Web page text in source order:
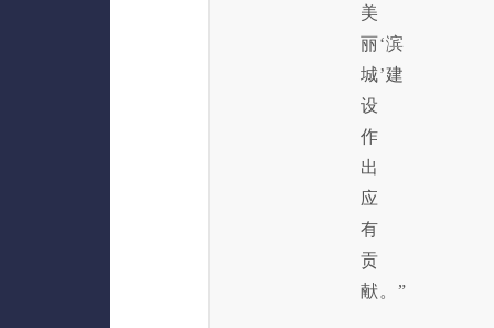
美
丽‘滨
城’建
设
作
出
应
有
贡
献。”